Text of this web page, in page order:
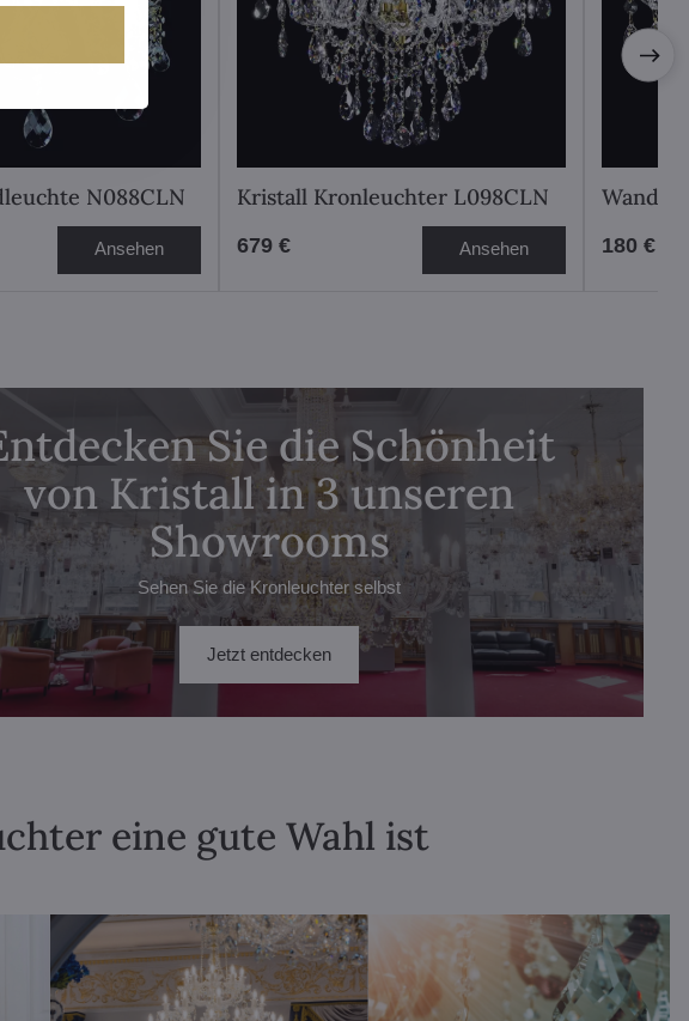
N088CLN
Ansehen
Kristall Kronleuchter L098CLN
679 € Ansehen 180 €
Sie die Schönheit
von Kristall in 3 unseren
Showrooms
Sehen Sie die Kronleuchter selbst
Jetzt entdecken
eine gute Wahl ist